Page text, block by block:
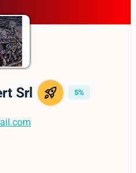
Srl 5%